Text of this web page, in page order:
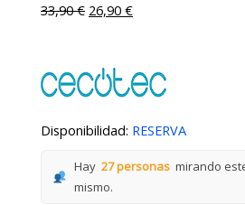
33,90€ 26,90€
Disponibilidad: RESERVA
Hay 27 personas mirando
mismo.